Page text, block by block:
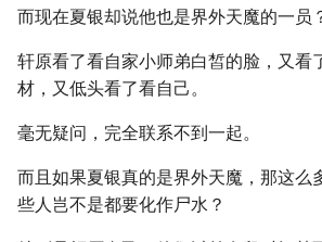
而现在夏银却说他也是界外天魔的一员
轩原看了看自家小师弟白皙的脸，又看
材，又低头看了看自己。
毫无疑问，完全联系不到一起。
而且如果夏银真的是界外天魔，那这么
些人岂不是都要化作尸水？